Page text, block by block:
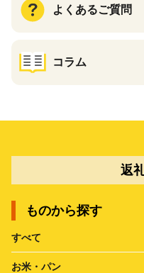
よくあるご質問
コラム
返
ものから探す
すべて
お米・パン